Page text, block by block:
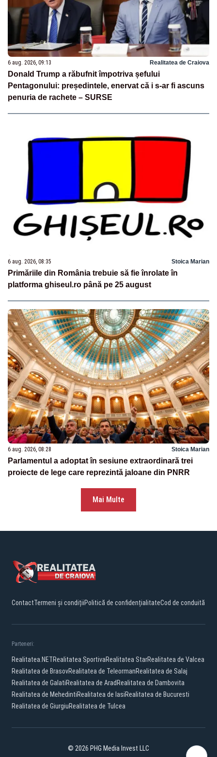
6 aug. 2026, 09:13 Realitatea de Craiova
Donald Trump a răbufnit împotriva șefului
Pentagonului: președintele, enervat că i s-ar fi ascuns
penuria de rachete – SURSE
6 aug. 2026, 08:35 Stoica Marian
Primăriile din România trebuie să fie înrolate în
platforma ghiseul.ro până pe 25 august
6 aug. 2026, 08:28 Stoica Marian
Parlamentul a adoptat în sesiune extraordinară trei
proiecte de lege care reprezintă jaloane din PNRR
Mai Multe
ContactTermeni și condițiiPolitică de confidențialitateCod de conduită
Parteneri:
Realitatea.NETRealitatea SportivaRealitatea StarRealitatea de Valcea
Realitatea de BrasovRealitatea de TeleormanRealitatea de Salaj
Realitatea de GalatiRealitatea de Arad Realitatea de Dambovita
Realitatea de MehedintiRealitatea de IasiRealitatea de Bucuresti
Realitatea de GiurgiuRealitatea de Tulcea
© 2026 PHG Media Invest LLC